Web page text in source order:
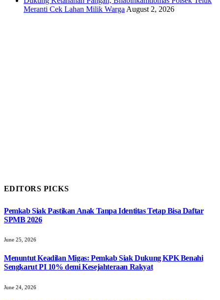
Meranti Cek Lahan Milik Warga August 2, 2026
EDITORS PICKS
Pemkab Siak Pastikan Anak Tanpa Identitas Tetap Bisa Daftar
SPMB 2026
June 25, 2026
Menuntut Keadilan Migas: Pemkab Siak Dukung KPK Benahi
Sengkarut PI 10% demi Kesejahteraan Rakyat
June 24, 2026